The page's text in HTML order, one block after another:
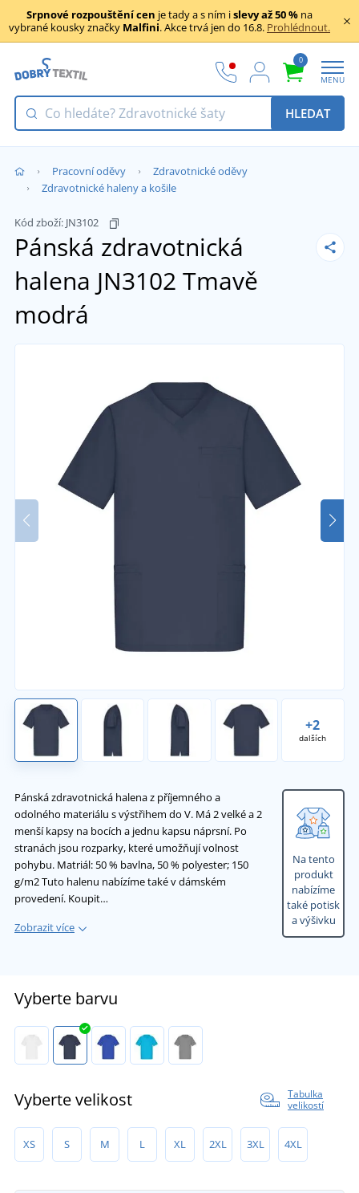
Srpnové rozpouštění cen je tady a s ním islevy až 50 % na
vybrané kousky značky Malfini. Akce trvá jen do 16.8. Prohlédnout.
0
MENU
HLEDAT
Pracovní oděvy
Zdravotnické oděvy
Zdravotnické haleny a košile
Kód zboží: JN3102
Pánská zdravotnická
halena JN3102 Tmavě
modrá
+2
dalších
Pánská zdravotnická halena z příjemného a
odolného materiálu s výstřihem do V. Má 2 velké a 2
menší kapsy na bocích a jednu kapsu náprsní. Po
stranách jsou rozparky, které umožňují volnost
pohybu. Matriál: 50 % bavlna, 50 % polyester; 150
g/m2 Tuto halenu nabízíme také v dámském
provedení. Koupit…
Zobrazit více
Na tento
produkt
nabízíme
také potisk
a výšivku
Vyberte barvu
Vyberte velikost
Tabulka
velikostí
XS S M L XL 2XL 3XL 4XL